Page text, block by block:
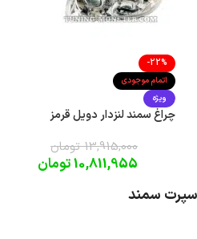
-22%
اتمام موجودی
ویژه
چراغ سمند لنزدار دویل قرمز
13,915,000 تومان
10,811,955تومان
سمند